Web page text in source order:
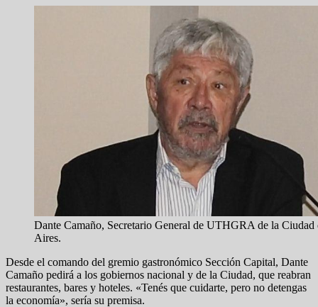
Dante Camaño, Secretario General de UTHGRA de la Ciudad
Aires.
Desde el comando del gremio gastronómico Sección Capital, Dante
Camaño pedirá a los gobiernos nacional y de la Ciudad, que reabran
restaurantes, bares y hoteles. «Tenés que cuidarte, pero no detengas
la economía», sería su premisa.